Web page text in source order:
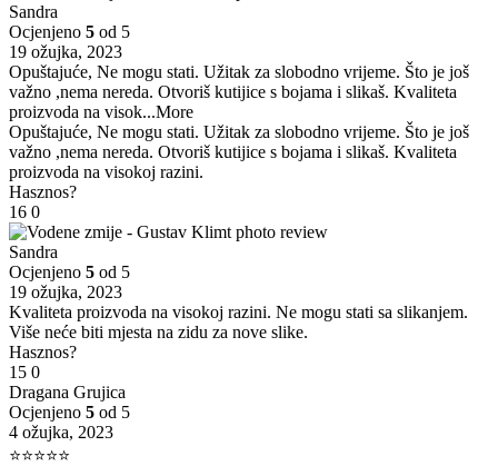
Sandra
Ocjenjeno 5 od 5
19 ožujka, 2023
Opuštajuće, Ne mogu stati. Užitak za slobodno vrijeme. Što je još
važno ,nema nereda. Otvoriš kutijice s bojama i slikaš. Kvaliteta
proizvoda na visok...More
Opuštajuće, Ne mogu stati. Užitak za slobodno vrijeme. Što je još
važno ,nema nereda. Otvoriš kutijice s bojama i slikaš. Kvaliteta
proizvoda na visokoj razini.
Hasznos?
16 0
Sandra
Ocjenjeno 5 od 5
19 ožujka, 2023
Kvaliteta proizvoda na visokoj razini. Ne mogu stati sa slikanjem.
Više neće biti mjesta na zidu za nove slike.
Hasznos?
15 0
Dragana Grujica
Ocjenjeno 5 od 5
4 ožujka, 2023
⭐⭐⭐⭐⭐